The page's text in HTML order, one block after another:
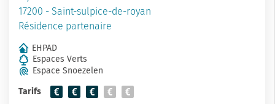
17200 - Saint-sulpice-de-royan
Résidence partenaire
EHPAD
Espaces Verts
Espace Snoezelen
Tarifs